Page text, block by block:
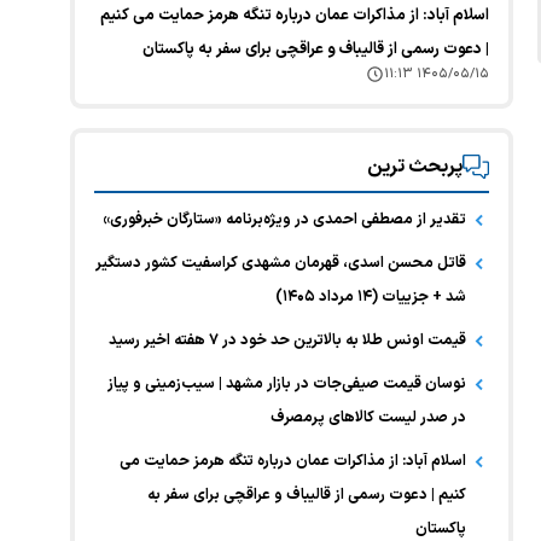
اسلام آباد: از مذاکرات عمان درباره تنگه هرمز حمایت می کنیم
| دعوت رسمی از قالیباف و عراقچی برای سفر به پاکستان
۱۴۰۵/۰۵/۱۵ ۱۱:۱۳
پربحث ترین
تقدیر از مصطفی احمدی در ویژه‌برنامه «ستارگان خبرفوری»
قاتل محسن اسدی، قهرمان مشهدی کراسفیت کشور دستگیر
شد + جزییات (۱۴ مرداد ۱۴۰۵)
قیمت اونس طلا به بالاترین حد خود در ۷ هفته اخیر رسید
نوسان قیمت صیفی‌جات در بازار مشهد | سیب‌زمینی و پیاز
در صدر لیست کالا‌های پرمصرف
اسلام آباد: از مذاکرات عمان درباره تنگه هرمز حمایت می
کنیم | دعوت رسمی از قالیباف و عراقچی برای سفر به
پاکستان